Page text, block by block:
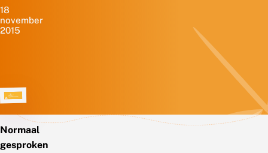
18
november
2015
Normaal
gesproken